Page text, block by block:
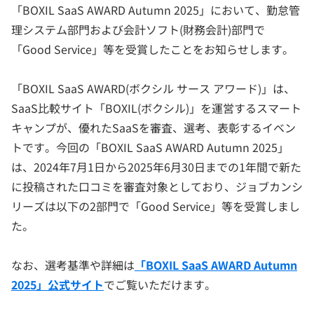
「BOXIL SaaS AWARD Autumn 2025」において、勤怠管
理システム部門および会計ソフト(財務会計)部門で
「Good Service」等を受賞したことをお知らせします。
「BOXIL SaaS AWARD(ボクシル サース アワード)」は、
SaaS比較サイト「BOXIL(ボクシル)」を運営するスマート
キャンプが、優れたSaaSを審査、選考、表彰するイベン
トです。今回の「BOXIL SaaS AWARD Autumn 2025」
は、2024年7月1日から2025年6月30日までの1年間で新た
に投稿された口コミを審査対象としており、ジョブカンシ
リーズは以下の2部門で「Good Service」等を受賞しまし
た。
なお、選考基準や詳細は 「BOXIL SaaS AWARD Autumn
2025」公式サイトでご覧いただけます。